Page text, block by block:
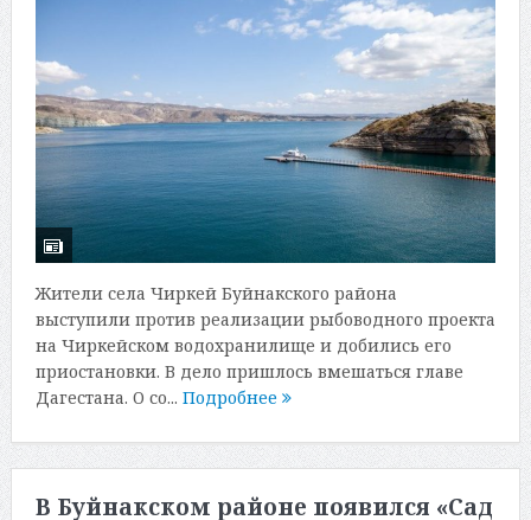
Жители села Чиркей Буйнакского района
выступили против реализации рыбоводного проекта
на Чиркейском водохранилище и добились его
приостановки. В дело пришлось вмешаться главе
Дагестана. О со... Подробнее
В Буйнакском районе появился «Сад